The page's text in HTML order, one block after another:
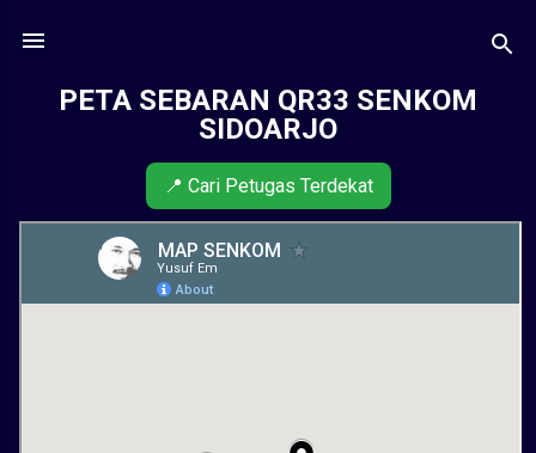
PETA SEBARAN QR33 SENKOM
SIDOARJO
📍 Cari Petugas Terdekat